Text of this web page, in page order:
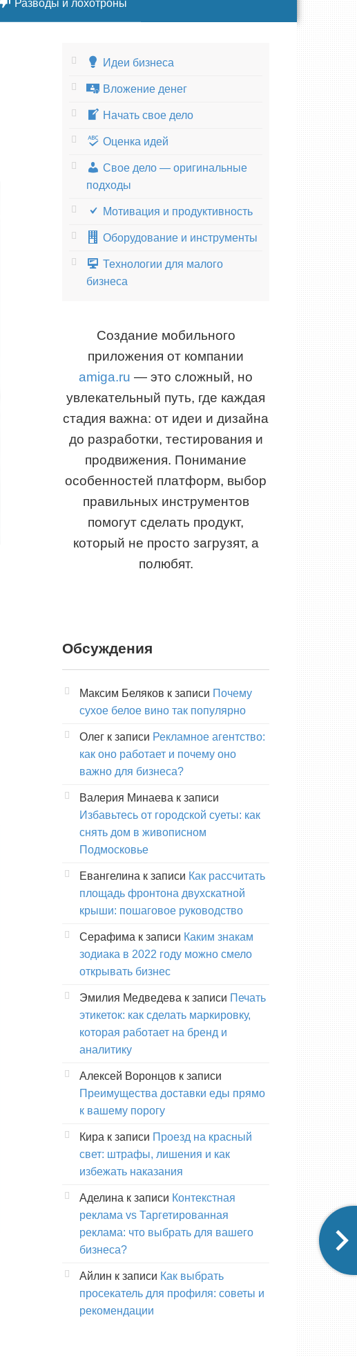
Разводы и лохотроны
Идеи бизнеса
Вложение денег
Начать свое дело
Оценка идей
Свое дело — оригинальные
подходы
Мотивация и продуктивность
Оборудование и инструменты
Технологии для малого
бизнеса
Создание мобильного
приложения от компании
amiga.ru — это сложный, но
увлекательный путь, где каждая
стадия важна: от идеи и дизайна
до разработки, тестирования и
продвижения. Понимание
особенностей платформ, выбор
правильных инструментов
помогут сделать продукт,
который не просто загрузят, а
полюбят.
Обсуждения
Максим Беляков к записи Почему
сухое белое вино так популярно
Олег к записи Рекламное агентство:
как оно работает и почему оно
важно для бизнеса?
Валерия Минаева к записи
Избавьтесь от городской суеты: как
снять дом в живописном
Подмосковье
Евангелина к записи Как рассчитать
площадь фронтона двухскатной
крыши: пошаговое руководство
Серафима к записи Каким знакам
зодиака в 2022 году можно смело
открывать бизнес
Эмилия Медведева к записи Печать
этикеток: как сделать маркировку,
которая работает на бренд и
аналитику
Алексей Воронцов к записи
Преимущества доставки еды прямо
к вашему порогу
Кира к записи Проезд на красный
свет: штрафы, лишения и как
избежать наказания
Аделина к записи Контекстная
реклама vs Таргетированная
реклама: что выбрать для вашего
бизнеса?
Айлин к записи Как выбрать
просекатель для профиля: советы и
рекомендации